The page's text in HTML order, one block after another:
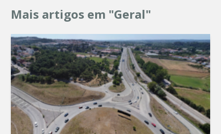
Mais artigos em "Geral"